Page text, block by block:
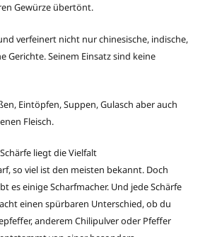
Gewürze übertönt.
verfeinert nicht nur chinesische, indische,
Gerichte. Seinem Einsatz sind keine
Eintöpfen, Suppen, Gulasch aber auch
Fleisch.
liegt die Vielfalt
so viel ist den meisten bekannt. Doch
es einige Scharfmacher. Und jede Schärfe
einen spürbaren Unterschied, ob du
anderem Chilipulver oder Pfeffer